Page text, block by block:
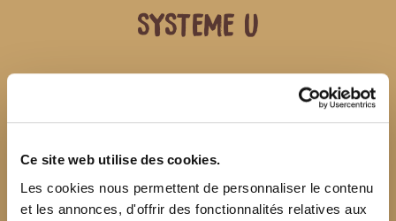
Ce site web utilise des cookies.
Les cookies nous permettent de personnaliser le contenu
et les annonces, d'offrir des fonctionnalités relatives aux
SYSTEME U